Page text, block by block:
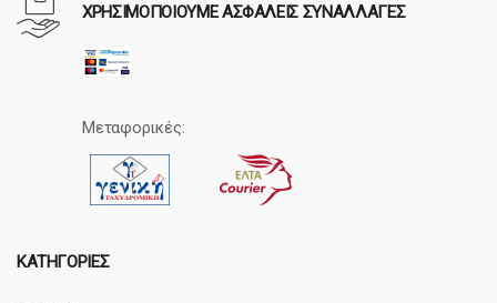
ΧΡΗΣΙΜΟΠΟΙΟΥΜΕ ΑΣΦΑΛΕΙΣ ΣΥΝΑΛΛΑΓΕΣ
Μεταφορικές:
ΚΑΤΗΓΟΡΊΕΣ